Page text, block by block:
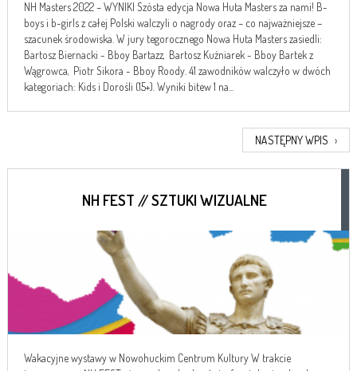
NH Masters 2022 – WYNIKI Szósta edycja Nowa Huta Masters za nami! B-
boys i b-girls z całej Polski walczyli o nagrody oraz – co najważniejsze –
szacunek środowiska. W jury tegorocznego Nowa Huta Masters zasiedli:
Bartosz Biernacki - Bboy Bartazz, Bartosz Kuźniarek - Bboy Bartek z
Wągrowca, Piotr Sikora - Bboy Roody. 41 zawodników walczyło w dwóch
kategoriach: Kids i Dorośli (15+). Wyniki bitew 1 na...
NASTĘPNY WPIS ›
NH FEST // SZTUKI WIZUALNE
Wakacyjne wystawy w Nowohuckim Centrum Kultury W trakcie